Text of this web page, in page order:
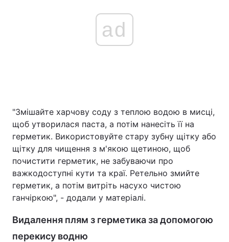
ad
"Змішайте харчову соду з теплою водою в мисці,
щоб утворилася паста, а потім нанесіть її на
герметик. Використовуйте стару зубну щітку або
щітку для чищення з м'якою щетиною, щоб
почистити герметик, не забуваючи про
важкодоступні кути та краї. Ретельно змийте
герметик, а потім витріть насухо чистою
ганчіркою", - додали у матеріалі.
Видалення плям з герметика за допомогою
перекису водню